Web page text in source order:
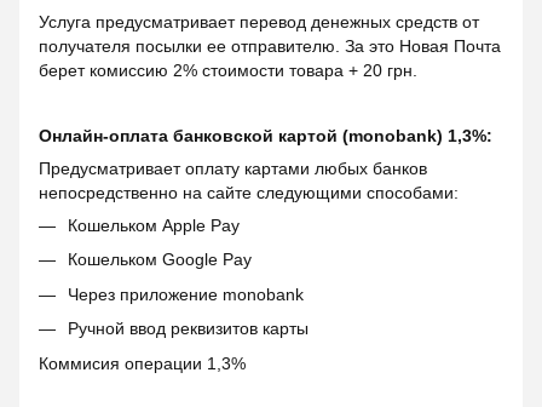
Услуга предусматривает перевод денежных средств от
получателя посылки ее отправителю. За это Новая Почта
берет комиссию 2% стоимости товара + 20 грн.
Онлайн-оплата банковской картой (monobank) 1,3%:
Предусматривает оплату картами любых банков
непосредственно на сайте следующими способами:
Кошельком Apple Pay
Кошельком Google Pay
Через приложение monobank
Ручной ввод реквизитов карты
Коммисия операции 1,3%